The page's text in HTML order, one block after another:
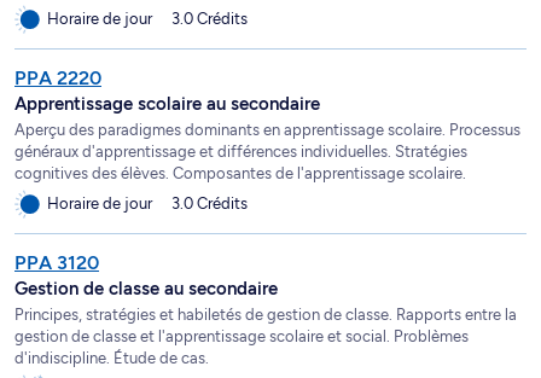
Horaire de jour
3.0 Crédits
PPA 2220
Apprentissage scolaire au secondaire
Aperçu des paradigmes dominants en apprentissage scolaire. Processus
généraux d'apprentissage et différences individuelles. Stratégies
cognitives des élèves. Composantes de l'apprentissage scolaire.
Horaire de jour
3.0 Crédits
PPA 3120
Gestion de classe au secondaire
Principes, stratégies et habiletés de gestion de classe. Rapports entre la
gestion de classe et l'apprentissage scolaire et social. Problèmes
d'indiscipline. Étude de cas.